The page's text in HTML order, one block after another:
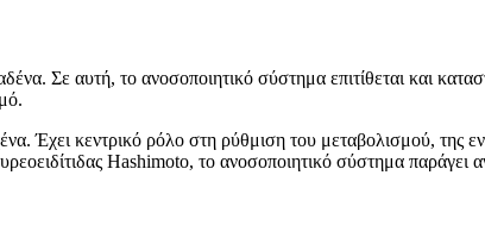
Σε αυτή, το ανοσοποιητικό σύστημα επιτίθεται και
Έχει κεντρικό ρόλο στη ρύθμιση του μεταβολισμού, της
Hashimoto, το ανοσοποιητικό σύστημα παράγει